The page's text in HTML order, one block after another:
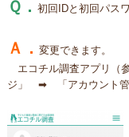
Ｑ． 初回IDと初回パス
Ａ． 変更できます。
エコチル調査アプリ（
ジ」 ➡ 「アカウント管